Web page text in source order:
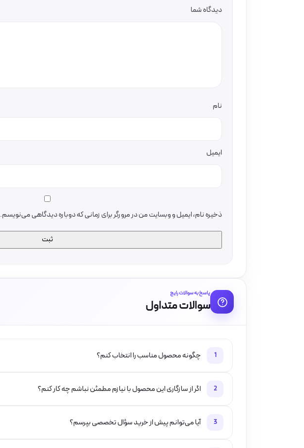
دیدگاه شما
نام
ایمیل
ذخیره نام، ایمیل و وبسایت من در مرورگر برای زمانی که دوباره دیدگاهی می‌نویسم.
پاسخ به سوالات رایج
سوالات متداول
1 چگونه محصول مناسب را انتخاب کنم؟
2 اگر از سازگاری این محصول با نیازم مطمئن نباشم چه کار کنم؟
3 آیا می‌توانم پیش از خرید سؤال تخصصی بپرسم؟